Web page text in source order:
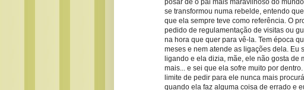
posar de o pai mais maravilhoso do
se transformou numa rebelde, entendo
que ela sempre teve como referência. O
pedido de regulamentação de visitas ou
na hora que quer para vê-la. Tem época
meses e nem atende as ligações dela. Eu
ligando e ela dizia, mãe, ele não gosta de
mais... e sei que ela sofre muito por
limite de pedir para ele nunca mais
quando ela faz alguma coisa de errado e